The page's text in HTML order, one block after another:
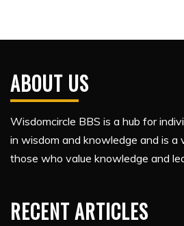
ABOUT US
Wisdomcircle BBS is a hub for
in wisdom and knowledge and is a
those who value knowledge and
RECENT ARTICLES